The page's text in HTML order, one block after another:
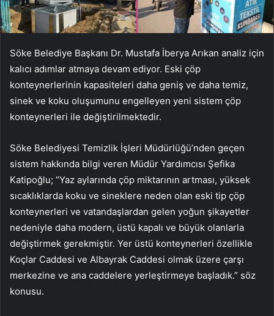
Söke Belediye Başkanı Dr. Mustafa İberya Arıkan analiz için
kalıcı adımlar atmaya devam ediyor. Eski çöp
konteynerlerinin kapasiteleri daha geniş ve daha temiz,
sinek ve koku oluşumunu engelleyen yeni sistem çöp
konteynerleri ile değiştirilmektedir.
Söke Belediyesi Temizlik İşleri Müdürlüğü’nden geçen
sistem hakkında bilgi veren Müdür Yardımcısı Şefika
Katipoğlu; “Yaz aylarında çöp miktarının artması, yüksek
sıcaklıklarda koku ve sineklere neden olan eski tip çöp
konteynerleri ve vatandaşlardan gelen yoğun şikayetler
nedeniyle daha modern, üstü kapalı ve büyük olanlarla
değiştirmek gerekmiştir. Yer üstü konteynerleri özellikle
Koçlar Caddesi ve Albayrak Caddesi olmak üzere çarşı
merkezine ve ana caddelere yerleştirmeye başladık.” söz
konusu.